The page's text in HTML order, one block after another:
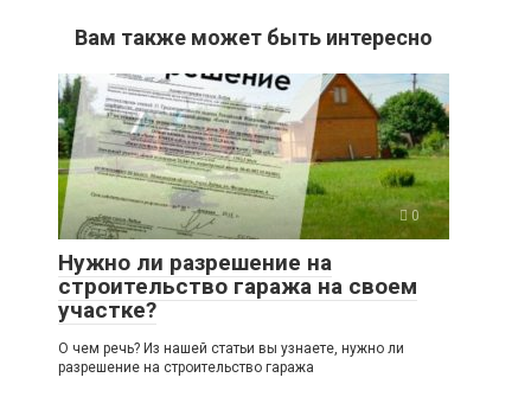
Вам также может быть интересно
0
Нужно ли разрешение на
строительство гаража на своем
участке?
О чем речь? Из нашей статьи вы узнаете, нужно ли
разрешение на строительство гаража